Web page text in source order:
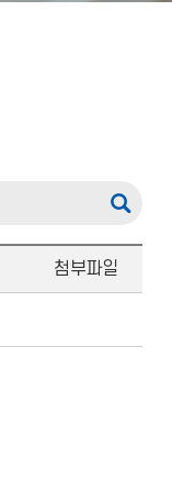
첨부파일